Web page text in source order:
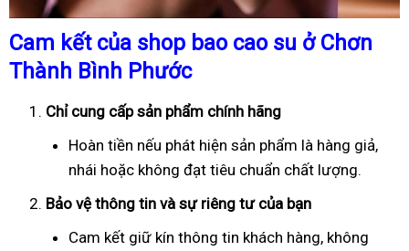
Cam kết của shop bao cao su ở Chơn
Thành Bình Phước
Chỉ cung cấp sản phẩm chính hãng
Hoàn tiền nếu phát hiện sản phẩm là hàng giả,
nhái hoặc không đạt tiêu chuẩn chất lượng.
Bảo vệ thông tin và sự riêng tư của bạn
Cam kết giữ kín thông tin khách hàng, không